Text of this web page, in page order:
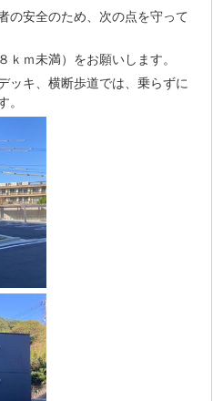
の安全のため、次の点を守って
ｋｍ未満）をお願いします。
ッキ、横断歩道では、乗らずに
。